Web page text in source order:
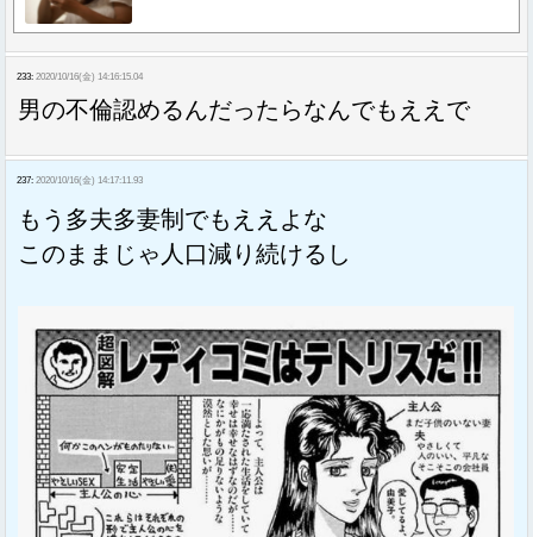
233: 2020/10/16(金) 14:16:15.04
男の不倫認めるんだったらなんでもええで
237: 2020/10/16(金) 14:17:11.93
もう多夫多妻制でもええよな
このままじゃ人口減り続けるし